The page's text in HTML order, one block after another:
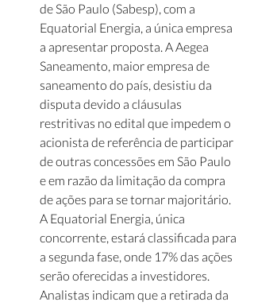
de São Paulo (Sabesp), com a
Equatorial Energia, a única empresa
a apresentar proposta. A Aegea
Saneamento, maior empresa de
saneamento do país, desistiu da
disputa devido a cláusulas
restritivas no edital que impedem o
acionista de referência de participar
de outras concessões em São Paulo
e em razão da limitação da compra
de ações para se tornar majoritário.
A Equatorial Energia, única
concorrente, estará classificada para
a segunda fase, onde 17% das ações
serão oferecidas a investidores.
Analistas indicam que a retirada da